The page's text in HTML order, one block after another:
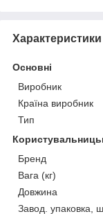
Характеристики
Основні
Виробник
Країна виробник
Тип
Бренд
Вага (кг)
Довжина
Завод. упаковка,